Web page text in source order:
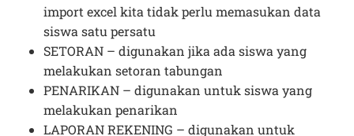
import excel kita tidak perlu memasukan data
siswa satu persatu
SETORAN – digunakan jika ada siswa yang
melakukan setoran tabungan
PENARIKAN – digunakan untuk siswa yang
melakukan penarikan
LAPORAN REKENING – digunakan untuk